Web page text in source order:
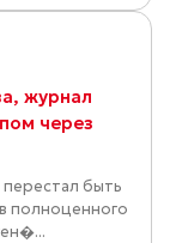
журнал
через
быть
полноценного